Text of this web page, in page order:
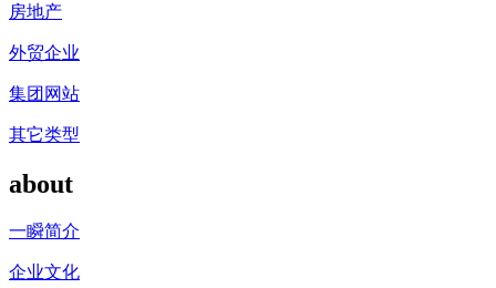
房地产
外贸企业
集团网站
其它类型
about
一瞬简介
企业文化